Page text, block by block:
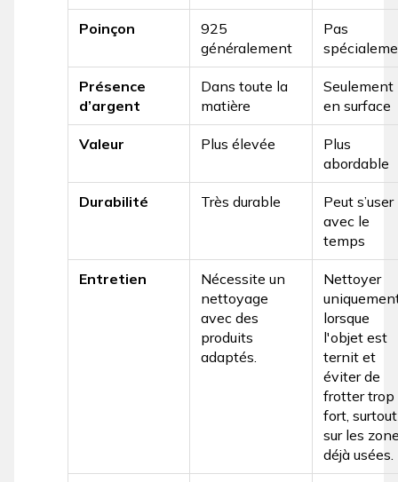
Poinçon
925
généralement
Pas
Présence
d’argent
Dans toute la
matière
Seulement
en surface
Valeur Plus élevée
Plus
abordable
Durabilité Très durable
Peut s’user
avec le
temps
Entretien
Nécessite un
nettoyage
avec des
produits
adaptés.
Nettoyer
lorsque
l'objet est
ternit et
éviter de
frotter trop
fort, surtout
sur les
déjà usées.